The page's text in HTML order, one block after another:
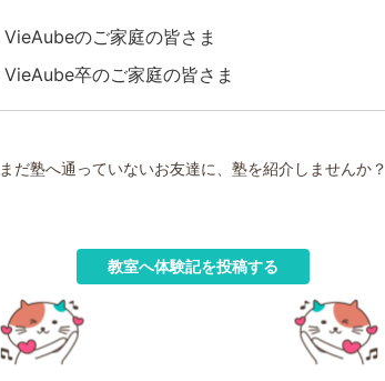
VieAubeのご家庭の皆さま
VieAube卒のご家庭の皆さま
まだ塾へ通っていないお友達に、塾を紹介しませんか？
教室へ体験記を投稿する